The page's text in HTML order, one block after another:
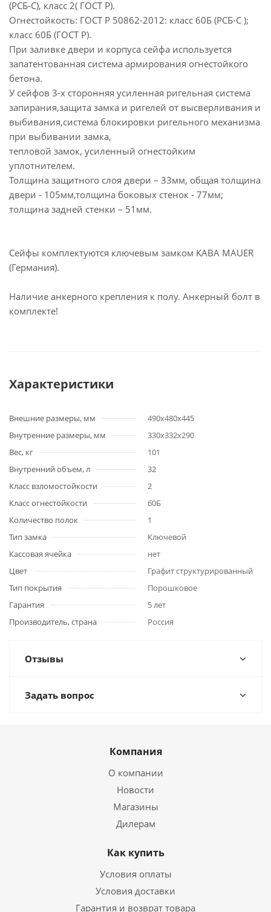
(РСБ-С), класс 2( ГОСТ Р).
Огнестойкость: ГОСТ Р 50862-2012: класс 60Б (РСБ-С );
класс 60Б (ГОСТ Р).
При заливке двери и корпуса сейфа используется
запатентованная система армирования огнестойкого
бетона.
У сейфов 3-х сторонняя усиленная ригельная система
запирания,защита замка и ригелей от высверливания и
выбивания,система блокировки ригельного механизма
при выбивании замка,
тепловой замок, усиленный огнестойким
уплотнителем.
Толщина защитного слоя двери – 33мм, общая толщина
двери - 105мм,толщина боковых стенок - 77мм;
толщина задней стенки – 51мм.
Сейфы комплектуются ключевым замком KABA MAUER
(Германия).
Наличие анкерного крепления к полу. Анкерный болт в
комплекте!
Характеристики
Внешние размеры, мм
490х480х445
Внутренние размеры, мм
330х332х290
Вес, кг
101
Внутренний объем, л
32
Класс взломостойкости
2
Класс огнестойкости
60Б
Количество полок
1
Тип замка
Ключевой
Кассовая ячейка
нет
Цвет
Графит структурированный
Тип покрытия
Порошковое
Гарантия
5 лет
Производитель, страна
Россия
Отзывы
Задать вопрос
Компания
О компании
Новости
Магазины
Дилерам
Как купить
Условия оплаты
Условия доставки
Гарантия и возврат товара